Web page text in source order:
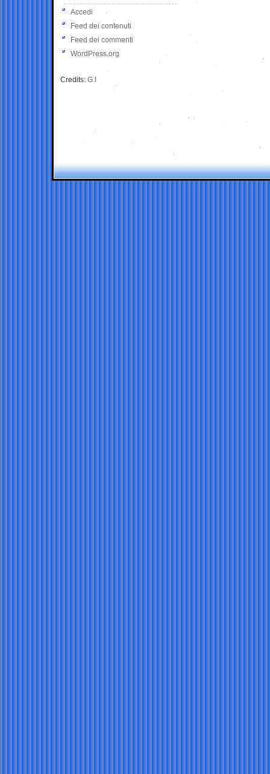
Accedi
Feed dei contenuti
Feed dei commenti
WordPress.org
Credits: G.I